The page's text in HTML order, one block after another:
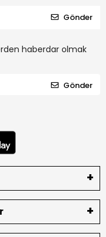
Gönder
haberdar olmak
Gönder